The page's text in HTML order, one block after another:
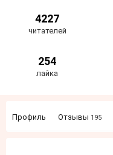
4227
читателей
254
лайка
Профиль Отзывы 195